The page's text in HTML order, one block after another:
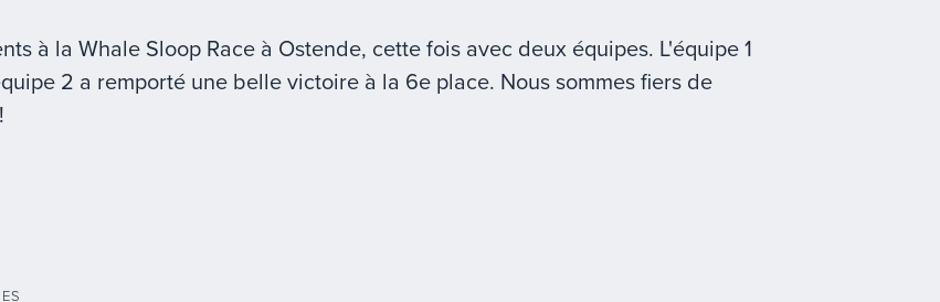
à la Whale Sloop Race à Ostende, cette fois avec deux équipes. L'équipe 1
2 a remporté une belle victoire à la 6e place. Nous sommes fiers de